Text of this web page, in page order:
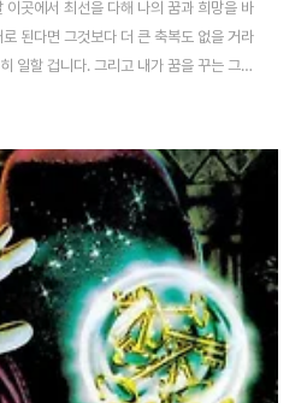
이곳에서 최선을 다해 나의 꿈과 희망을 바
된다면 그것보다 더 큰 축복도 없을 거라
일할 겁니다. 그리고 내가 꿈을 꾸는 그
실에 행복해할 겁니다. 현재 여름날 불쾌
고 다그칩니다. 그럴 때, 여지없이 담배
배는 떨어졌군요.이럴땐 어떻게 하죠? 아
무사히 넘어 갈 수 있을까요? 괜찮다고
다고 말하는거에요. 우리 살아가는 생활